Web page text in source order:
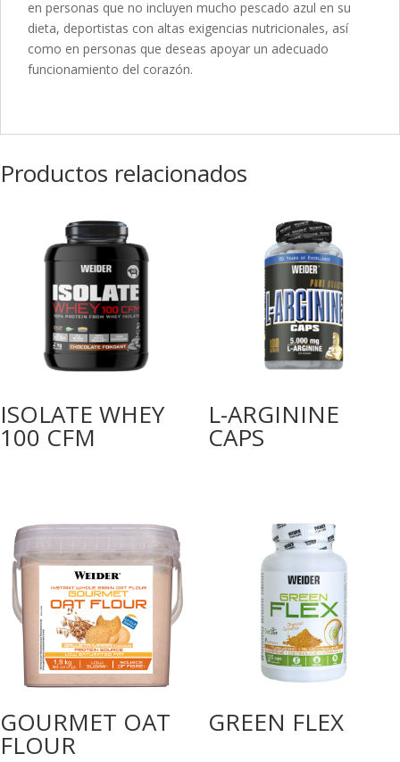
en personas que no incluyen mucho pescado azul en su
dieta, deportistas con altas exigencias nutricionales, así
como en personas que deseas apoyar un adecuado
funcionamiento del corazón.
Productos relacionados
ISOLATE WHEY
100 CFM
L-ARGININE
CAPS
GOURMET OAT
FLOUR
GREEN FLEX